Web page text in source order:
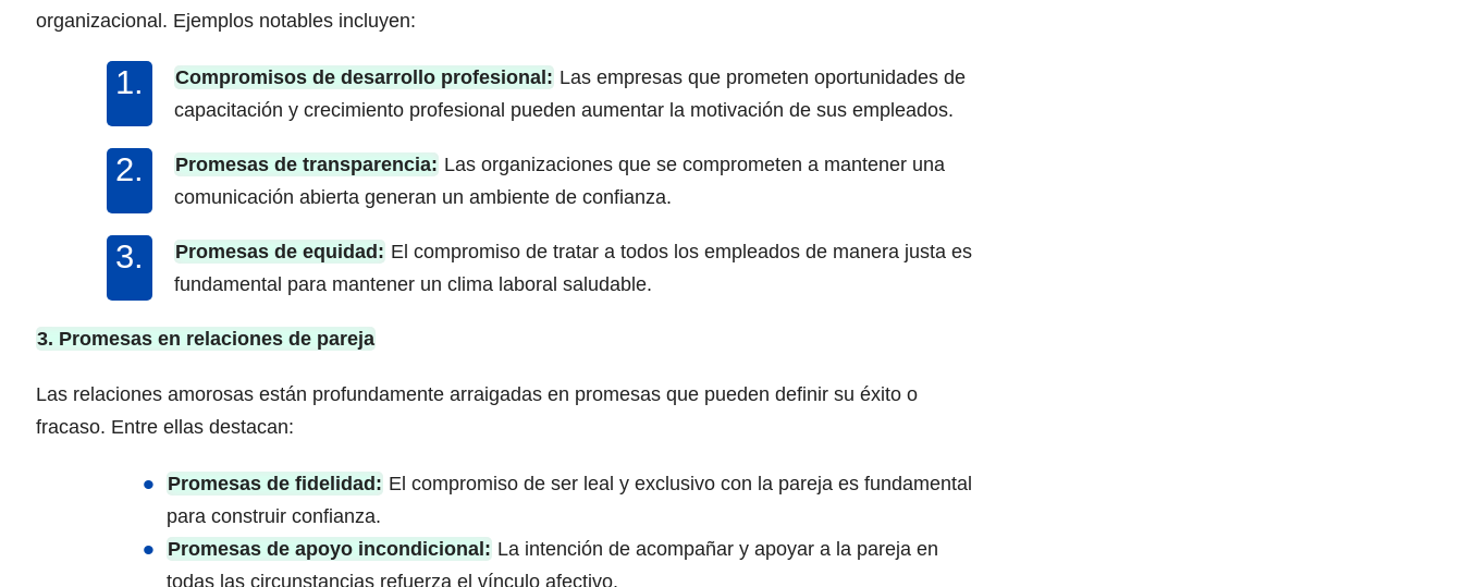
organizacional. Ejemplos notables incluyen:
Compromisos de desarrollo profesional: Las empresas que prometen oportunidades de
capacitación y crecimiento profesional pueden aumentar la motivación de sus empleados.
Promesas de transparencia: Las organizaciones que se comprometen a mantener una
comunicación abierta generan un ambiente de confianza.
Promesas de equidad: El compromiso de tratar a todos los empleados de manera justa es
fundamental para mantener un clima laboral saludable.
3. Promesas en relaciones de pareja
Las relaciones amorosas están profundamente arraigadas en promesas que pueden definir su éxito o
fracaso. Entre ellas destacan:
Promesas de fidelidad: El compromiso de ser leal y exclusivo con la pareja es fundamental
para construir confianza.
Promesas de apoyo incondicional: La intención de acompañar y apoyar a la pareja en
todas las circunstancias refuerza el vínculo afectivo.